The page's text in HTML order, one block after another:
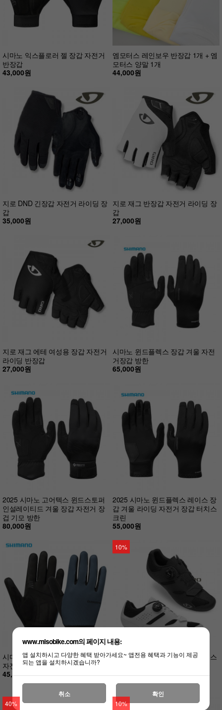
시마노 익스플로러 젤 장갑 자전거
반장갑
43,000원
엠모터스 레인보우 반장갑 1개 + 엠
모터스 양말 1개
44,000원
지로 DND 긴장갑 자전거 라이딩 장
갑
35,000원
지로 재그 반장갑 자전거 라이딩 장
갑
27,000원
지로 재그 에테 여성용 장갑 자전거
라이딩 반장갑
27,000원
시마노 윈드플렉스 장갑 겨울 자전
거장갑 방한
65,000원
2025 시마노 고어텍스 윈드스토퍼
인설레이티드 겨울 장갑 자전거 장
겁 기모 방한
80,000원
2025 시마노 윈드플렉스 레이스 장
갑 겨울 라이딩 자전거 장갑 터치스
크린
55,000원
시마노 익스플로러 긴 장갑 봄가을
자전거장갑
45,000원
10%
지로 로드 자전거 클릿 슈즈 사빅스
139,000원
125,100원
40% 10%
www.misobike.com의 페이지 내용:
앱 설치하시고 다양한 혜택 받아가세요~ 앱전용 혜택과 기능이 제공
되는 앱을 설치하시겠습니까?
취소 확인